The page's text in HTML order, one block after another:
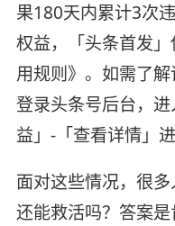
果180天内累计3次
权益，「头条首发
用规则》。如需了
登录头条号后台，
益」-「查看详情」进
面对这些情况，很
还能救活吗？答案